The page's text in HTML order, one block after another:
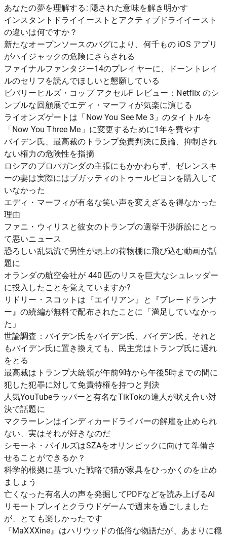
あなたの夢を理解する: 隠された意味を解き明かす
インスタントドライイーストとアクティブドライイースト
の違いは何ですか？
新たなオープンソースのバグにより、何千もの iOS アプリ
がハイジャックの危険にさらされる
ファイナルファンタジー14のプレイヤーに、ドーントレイ
ルのセリフを読んでほしいと懇願している
ビバリーヒルズ・コップ アクセルF レビュー：Netflix のシ
ンプルな回顧展でエディ・マーフィが気楽に演じる
ライオンズゲートは「Now You See Me 3」のタイトルを
「Now You Three Me」に変更するために1年を費やす
バイデン氏、最高裁のトランプ免責判決に反論、抑制され
ない権力の危険性を指摘
ロシアのプロパガンダの主張にもかかわらず、ゼレンスキ
ーの妻は実際にはブガッティのトゥールビヨンを購入して
いなかった
エディ・マーフィが有名な笑い声を変えざるを得なかった
理由
ファニ・ウィリスと彼女のトランプの選挙干渉訴訟にとっ
て悪いニュース
恐ろしい乱気流で男性が頭上の荷物棚に飛び込む動画が話
題に
オランダの航空会社が 440 匹のリスを巨大なシュレッダー
に投入したことを覚えていますか?
リドリー・スコットは『エイリアン』と『ブレードランナ
ー』の続編が無料で配布されたことに「満足していなかっ
た」
世論調査：バイデン氏をバイデン氏、バイデン氏、それと
もバイデン氏に置き換えても、民主党はトランプ氏に遅れ
をとる
最高裁はトランプ大統領が午前9時から午後5時までの間に
犯した犯罪に対して免責特権を持つと判決
人気YouTubeラッパーと有名なTikTokの達人が吠え合い対
決で話題に
マクラーレンはインディカードライバーの解雇を止められ
ない、実はそれが好きなのだ
シモーネ・バイルズはSZAをオリンピックに向けて準備さ
せることができるか？
科学的根拠に基づいた戦略で猫が家具をひっかくのを止め
ましょう
亡くなった有名人の声を発掘してPDFなどを読み上げるAI
リモートプレイとクラウドゲームで週末を過ごしました
が、とても楽しかったです
『MaXXXine』はハリウッドの低俗な物語だが、あまりに穏